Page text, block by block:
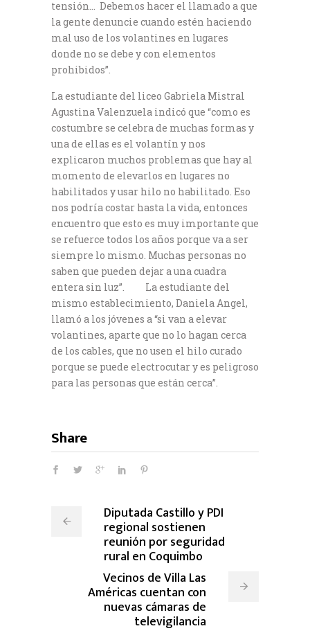
tensión… Debemos hacer el llamado a que
la gente denuncie cuando estén haciendo
mal uso de los volantines en lugares
donde no se debe y con elementos
prohibidos”.
La estudiante del liceo Gabriela Mistral
Agustina Valenzuela indicó que “como es
costumbre se celebra de muchas formas y
una de ellas es el volantín y nos
explicaron muchos problemas que hay al
momento de elevarlos en lugares no
habilitados y usar hilo no habilitado. Eso
nos podría costar hasta la vida, entonces
encuentro que esto es muy importante que
se refuerce todos los años porque va a ser
siempre lo mismo. Muchas personas no
saben que pueden dejar a una cuadra
entera sin luz”. La estudiante del
mismo establecimiento, Daniela Angel,
llamó a los jóvenes a “si van a elevar
volantines, aparte que no lo hagan cerca
de los cables, que no usen el hilo curado
porque se puede electrocutar y es peligroso
para las personas que están cerca”.
Share
Diputada Castillo y PDI
regional sostienen
reunión por seguridad
rural en Coquimbo
Vecinos de Villa Las
Américas cuentan con
nuevas cámaras de
televigilancia